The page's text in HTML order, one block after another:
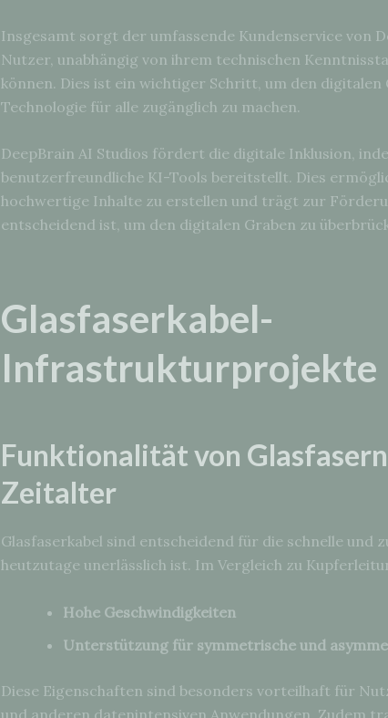
Insgesamt sorgt der umfassende Kundenservice von
Nutzer, unabhängig von ihrem technischen
können. Dies ist ein wichtiger Schritt, um den digitalen
Technologie für alle zugänglich zu machen.
DeepBrain AI Studios fördert die digitale Inklusion,
benutzerfreundliche KI-Tools bereitstellt. Dies
hochwertige Inhalte zu erstellen und trägt zur
entscheidend ist, um den digitalen Graben zu
Glasfaserkabel-
Infrastrukturprojekte
Funktionalität von
Zeitalter
Glasfaserkabel sind entscheidend für die schnelle und
heutzutage unerlässlich ist. Im Vergleich zu
Hohe Geschwindigkeiten
Unterstützung für symmetrische und
Diese Eigenschaften sind besonders vorteilhaft für
und anderen datenintensiven Anwendungen. Zudem